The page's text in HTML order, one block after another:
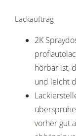
Lackauftrag
2K
hörbar ist,
und leicht
vorher gut